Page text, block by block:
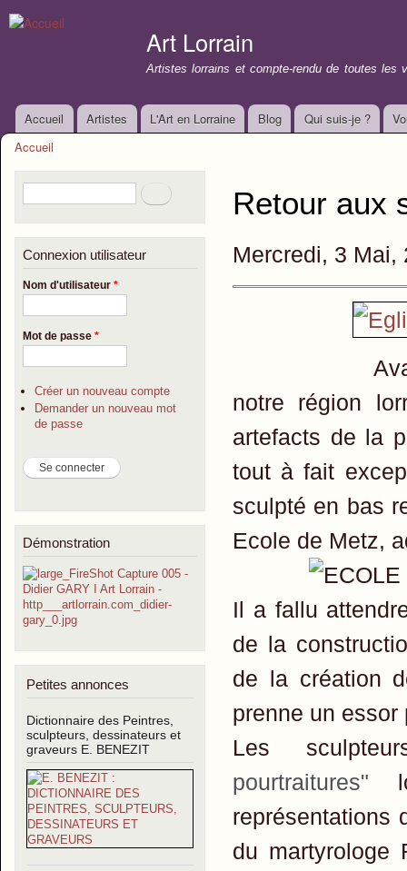
Art Lorrain
Artistes lorrains et compte-rendu de toutes les
Menu principal
Accueil Artistes L'Art en Lorraine Blog Qui suis-je ?
Accueil
Formulaire de rechercheRechercher
Connexion utilisateur
Nom d'utilisateur *
Mot de passe *
Créer un nouveau compte
Demander un nouveau mot
de passe
Démonstration
Petites annonces
Dictionnaire des Peintres,
sculpteurs, dessinateurs et
graveurs E. BENEZIT
Retour aux
Mercredi, 3 Mai,
Avant le
notre région
artefacts de la
tout à fait
sculpté en bas
Ecole de Metz,
Il a fallu
de la
de la création
prenne un essor
Les
pourtraitures"
représentations
du